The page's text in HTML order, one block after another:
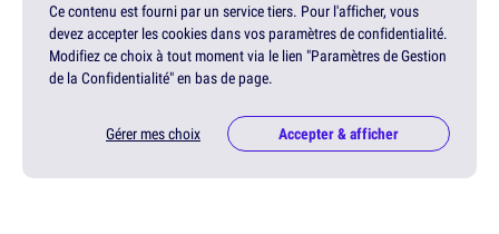
Ce contenu est fourni par un service tiers. Pour l'afficher, vous
devez accepter les cookies dans vos paramètres de confidentialité.
Modifiez ce choix à tout moment via le lien "Paramètres de Gestion
de la Confidentialité" en bas de page.
Gérer mes choix Accepter & afficher